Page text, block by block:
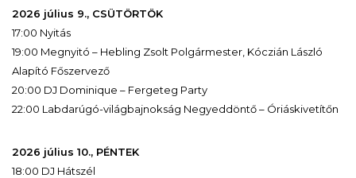
2026 július 9., CSÜTÖRTÖK
17:00 Nyitás
19:00 Megnyitó – Hebling Zsolt Polgármester, Kóczián László
Alapító Főszervező
20:00 DJ Dominique – Fergeteg Party
22:00 Labdarúgó-világbajnokság Negyeddöntő – Óriáskivetítőn
2026 július 10., PÉNTEK
18:00 DJ Hátszél